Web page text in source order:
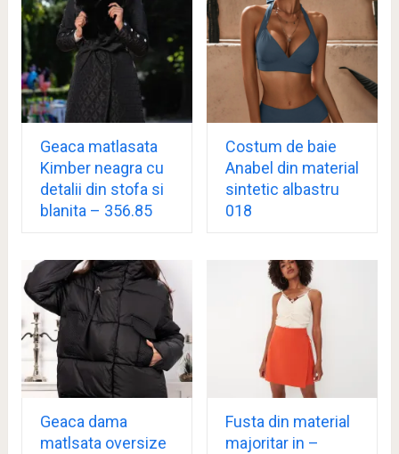
Geaca matlasata
Kimber neagra cu
detalii din stofa si
blanita – 356.85
Costum de baie
Anabel din material
sintetic albastru
018
Geaca dama
matlsata oversize
Fusta din material
majoritar in –